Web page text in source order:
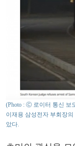
(Photo : Ⓒ 로이터 통신 보
이재용 삼성전자 부회장
았다.